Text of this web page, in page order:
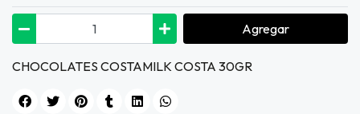
Agregar
CHOCOLATES COSTAMILK COSTA 30GR